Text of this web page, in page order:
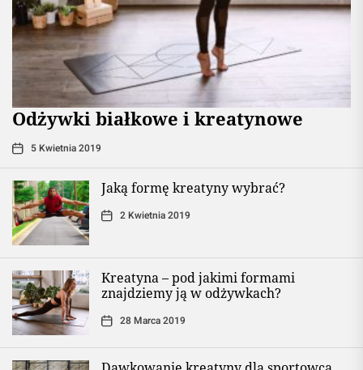
Odżywki białkowe i kreatynowe
5 Kwietnia 2019
Jaką formę kreatyny wybrać?
2 Kwietnia 2019
Kreatyna – pod jakimi formami
znajdziemy ją w odżywkach?
28 Marca 2019